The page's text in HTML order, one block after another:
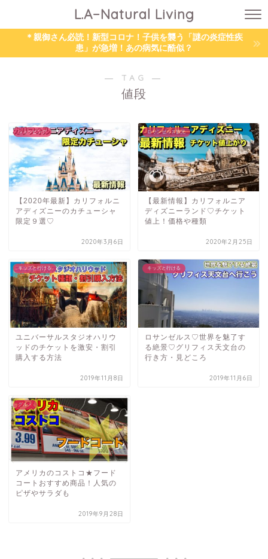
L.A−Natural Living
＊親御さん必読！新型コロナ！子供を襲う「謎の炎症性疾
患」が急増！あの病気に酷似？
― TAG ―
値段
ショッピング
【2020年最新】カリフォルニ
アディズニーのカチューシャ
限定９選♡
2020年3月6日
ロサンゼルス観光
【最新情報】カリフォルニア
ディズニーランド♡チケット
値上！価格や種類
2020年2月25日
キッズと行ける
ユニバーサルスタジオハリウ
ッドのチケットを激安・割引
購入する方法
2019年11月8日
キッズと行ける
ロサンゼルス♡世界を魅了す
る絶景♡グリフィス天文台の
行き方・見どころ
2019年11月6日
グルメ
アメリカのコストコ★フード
コートおすすめ商品！人気の
ピザやサラダも
2019年9月28日